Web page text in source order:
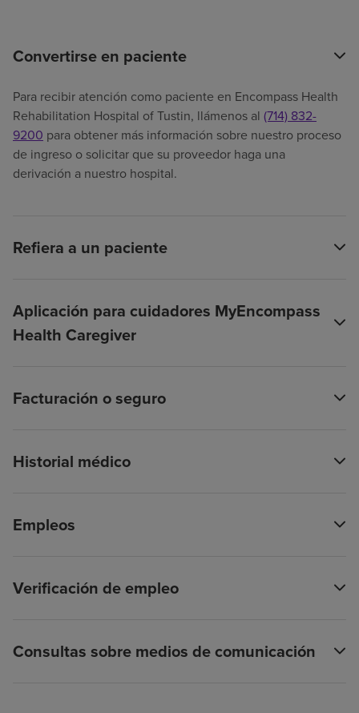
Convertirse en paciente
Para recibir atención como paciente en Encompass Health
Rehabilitation Hospital of Tustin, llámenos al (714) 832-
9200 para obtener más información sobre nuestro proceso
de ingreso o solicitar que su proveedor haga una
derivación a nuestro hospital.
Refiera a un paciente
Aplicación para cuidadores MyEncompass
Health Caregiver
Facturación o seguro
Historial médico
Empleos
Verificación de empleo
Consultas sobre medios de comunicación